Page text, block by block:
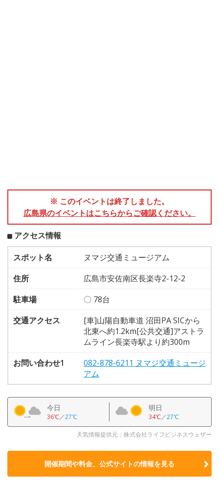
※ このイベントは終了しました。
広島県のイベントはこちらからご確認ください。
アクセス情報
スポット名
ヌマジ交通ミュージアム
住所
広島市安佐南区長楽寺2-12-2
駐車場
〇 78台
交通アクセス
[車]山陽自動車道 沼田PA SICから
北東へ約1.2km[公共交通]アストラ
ムライン長楽寺駅より約300m
お問い合わせ1
082-878-6211 ヌマジ交通ミュージ
アム
今日
36℃／27℃
明日
34℃／27℃
天気情報提供元：株式会社ライフビジネスウェザー
開催期間や料金、公式サイトの情報を見る